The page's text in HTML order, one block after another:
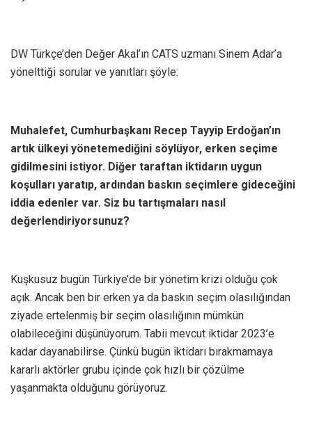
DW Türkçe’den Değer Akal’ın CATS uzmanı Sinem Adar’a
yönelttiği sorular ve yanıtları şöyle:
Muhalefet, Cumhurbaşkanı Recep Tayyip Erdoğan’ın
artık ülkeyi yönetemediğini söylüyor, erken seçime
gidilmesini istiyor. Diğer taraftan iktidarın uygun
koşulları yaratıp, ardından baskın seçimlere gideceğini
iddia edenler var. Siz bu tartışmaları nasıl
değerlendiriyorsunuz?
Kuşkusuz bugün Türkiye’de bir yönetim krizi olduğu çok
açık. Ancak ben bir erken ya da baskın seçim olasılığından
ziyade ertelenmiş bir seçim olasılığının mümkün
olabileceğini düşünüyorum. Tabii mevcut iktidar 2023’e
kadar dayanabilirse. Çünkü bugün iktidarı bırakmamaya
kararlı aktörler grubu içinde çok hızlı bir çözülme
yaşanmakta olduğunu görüyoruz.